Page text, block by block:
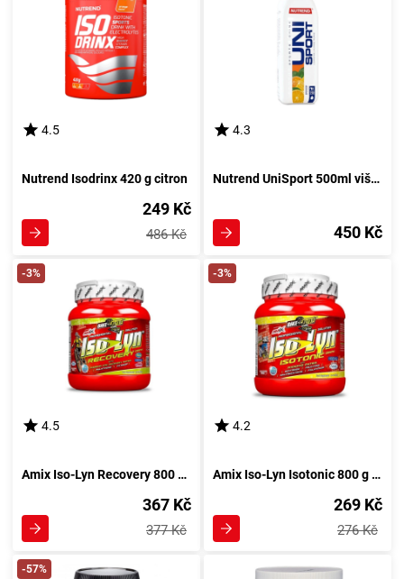
4.5
Nutrend Isodrinx 420 g citron
249 Kč
486 Kč
4.3
Nutrend UniSport 500ml višeň
450 Kč
-3%
4.5
Amix Iso-Lyn Recovery 800 g citron
367 Kč
377 Kč
-3%
4.2
Amix Iso-Lyn Isotonic 800 g citron
269 Kč
276 Kč
-57%